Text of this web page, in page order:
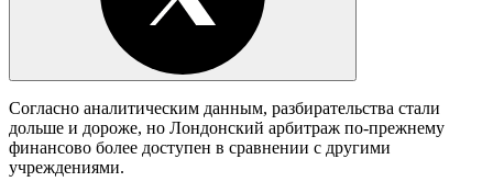
Согласно аналитическим данным, разбирательства стали
дольше и дороже, но Лондонский арбитраж по-прежнему
финансово более доступен в сравнении с другими
учреждениями.